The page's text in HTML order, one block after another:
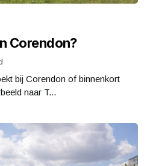
Corendon?
bij Corendon of binnenkort
naar T...